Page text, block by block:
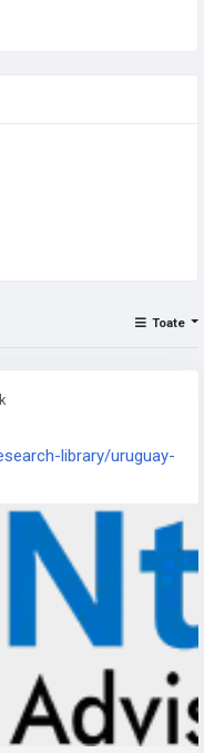
Toate
library/uruguay-